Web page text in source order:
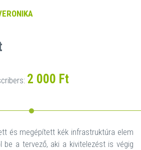
2 000 Ft
és megépített kék infrastruktúra elem
be a tervező, aki a kivitelezést is végig